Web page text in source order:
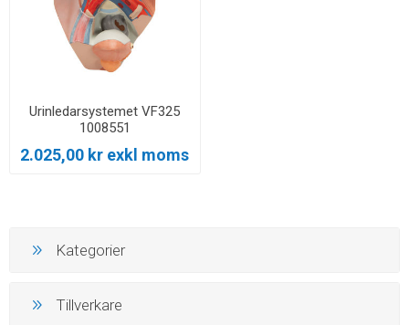
Urinledarsystemet VF325
1008551
2.025,00 kr exkl moms
Kategorier
Tillverkare